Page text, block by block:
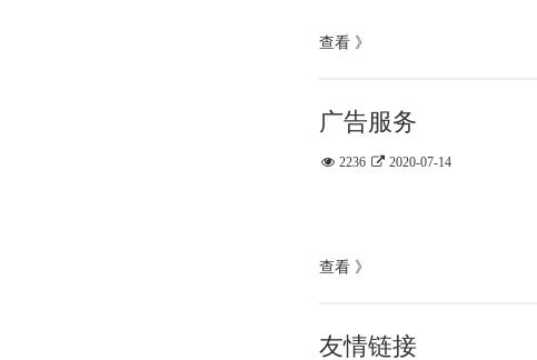
查看 》
广告服务
2236 2020-07-14
查看 》
友情链接